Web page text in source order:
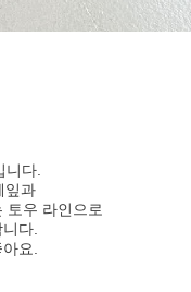
다.
잎과
토우 라인으로
다.
요.